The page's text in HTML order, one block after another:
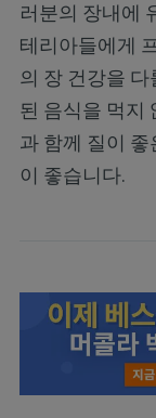
러분의 장내에
테리아들에게
의 장 건강을
된 음식을 먹지
과 함께 질이
이 좋습니다.